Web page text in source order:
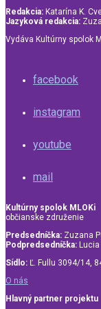
Redakcia: Katarína K.
Jazyková redakcia:
Vydáva Kultúrny spolok
facebook
instagram
youtube
mail
Kultúrny spolok MLOKi
občianske združenie
Predsedníčka: Zuzana
Podpredsedníčka:
Sídlo: Ľ. Fullu 3094/14,
O nás
Hlavný partner projektu